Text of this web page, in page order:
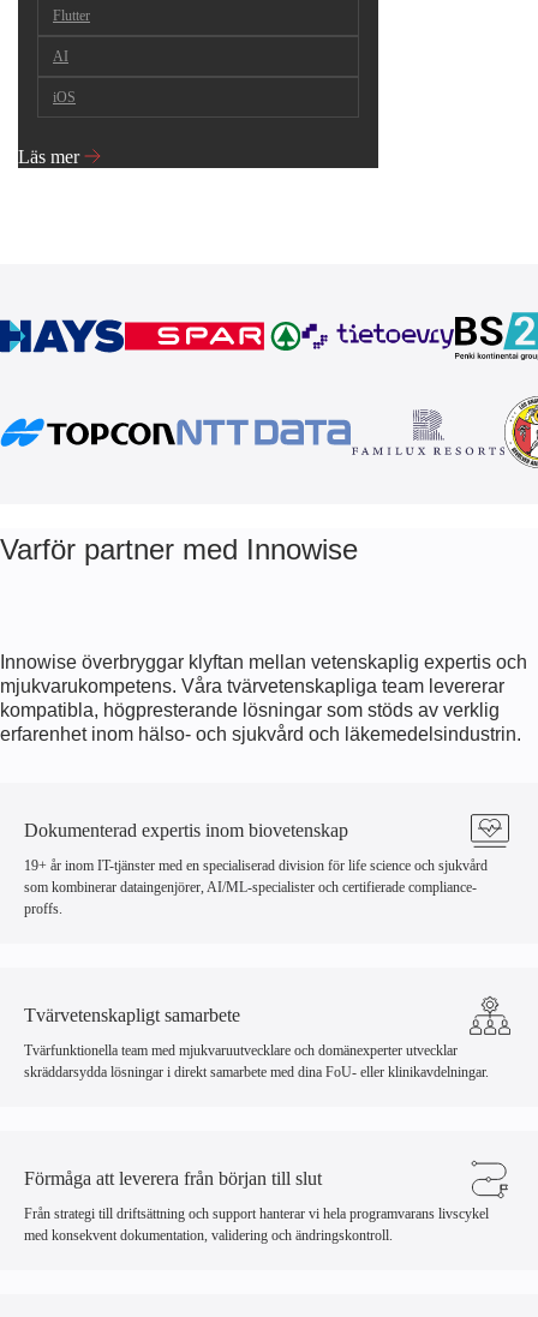
Flutter
AI
iOS
Läs mer
Varför partner med Innowise
Innowise överbryggar klyftan mellan vetenskaplig expertis och
mjukvarukompetens. Våra tvärvetenskapliga team levererar
kompatibla, högpresterande lösningar som stöds av verklig
erfarenhet inom hälso- och sjukvård och läkemedelsindustrin.
Dokumenterad expertis inom biovetenskap
19+ år inom IT-tjänster med en specialiserad division för life science och sjukvård
som kombinerar dataingenjörer, AI/ML-specialister och certifierade compliance-
proffs.
Tvärvetenskapligt samarbete
Tvärfunktionella team med mjukvaruutvecklare och domänexperter utvecklar
skräddarsydda lösningar i direkt samarbete med dina FoU- eller klinikavdelningar.
Förmåga att leverera från början till slut
Från strategi till driftsättning och support hanterar vi hela programvarans livscykel
med konsekvent dokumentation, validering och ändringskontroll.